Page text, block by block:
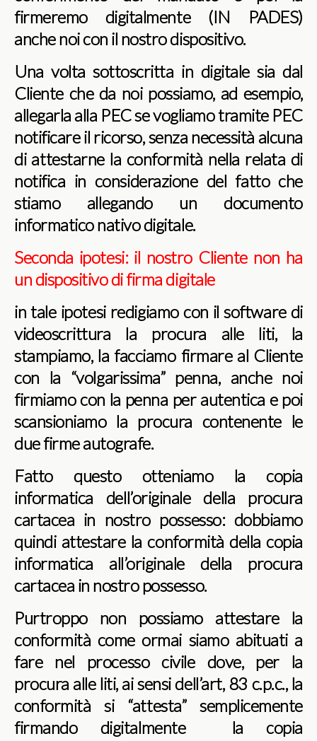
firmeremo digitalmente (IN PADES)
anche noi con il nostro dispositivo.
Una volta sottoscritta in digitale sia dal
Cliente che da noi possiamo, ad esempio,
allegarla alla PEC se vogliamo tramite PEC
notificare il ricorso, senza necessità alcuna
di attestarne la conformità nella relata di
notifica in considerazione del fatto che
stiamo allegando un documento
informatico nativo digitale.
Seconda ipotesi: il nostro Cliente non ha
un dispositivo di firma digitale
in tale ipotesi redigiamo con il software di
videoscrittura la procura alle liti, la
stampiamo, la facciamo firmare al Cliente
con la “volgarissima” penna, anche noi
firmiamo con la penna per autentica e poi
scansioniamo la procura contenente le
due firme autografe.
Fatto questo otteniamo la copia
informatica dell’originale della procura
cartacea in nostro possesso: dobbiamo
quindi attestare la conformità della copia
informatica all’originale della procura
cartacea in nostro possesso.
Purtroppo non possiamo attestare la
conformità come ormai siamo abituati a
fare nel processo civile dove, per la
procura alle liti, ai sensi dell’art, 83 c.p.c., la
conformità si “attesta” semplicemente
firmando digitalmente la copia